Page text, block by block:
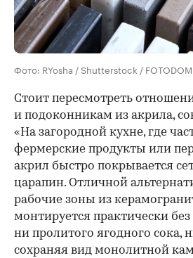
Фото: RYosha / Shutterstock / FOTODOM
Стоит пересмотреть
и подоконникам из акрила,
«На загородной кухне, где
фермерские продукты или
акрил быстро покрывается
царапин. Отличной
рабочие зоны из
монтируется практически
ни пролитого ягодного сока,
сохраняя вид монолитной